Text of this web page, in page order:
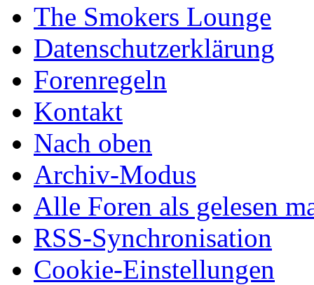
The Smokers Lounge
Datenschutzerklärung
Forenregeln
Kontakt
Nach oben
Archiv-Modus
Alle Foren als gelesen
RSS-Synchronisation
Cookie-Einstellungen